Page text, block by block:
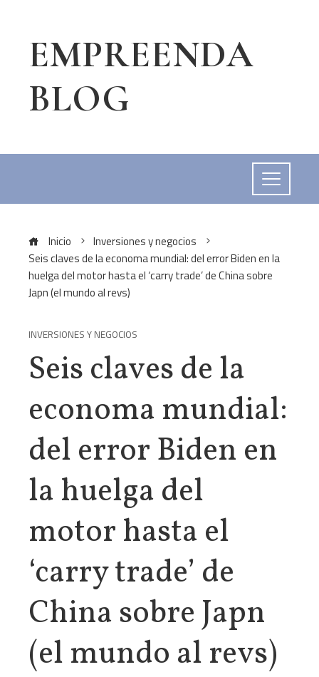
EMPREENDA
BLOG
Inicio
Inversiones y negocios
Seis claves de la economa mundial: del error Biden en la
huelga del motor hasta el ‘carry trade’ de China sobre
Japn (el mundo al revs)
INVERSIONES Y NEGOCIOS
Seis claves de la
economa mundial:
del error Biden en
la huelga del
motor hasta el
‘carry trade’ de
China sobre Japn
(el mundo al revs)